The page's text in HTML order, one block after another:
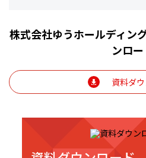
株式会社ゆうホールディン
ンロ
資料ダ